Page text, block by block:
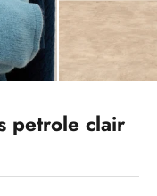
petrole clair